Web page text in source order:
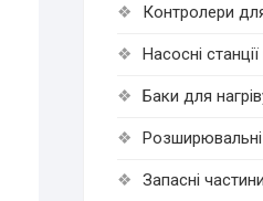
Контролери
Насосні
Баки для
Запасні